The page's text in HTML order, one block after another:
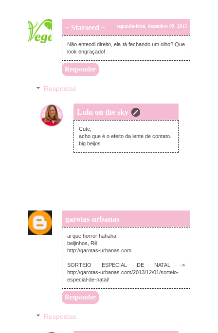
~ Starseed ~ segunda-feira, dezembro 09, 2013
Não entendi direito, ela tá fechando um olho? Que
look engraçado!
Responder
Respostas
Lulu on the sky
terça-feira, dezembro 10, 2013
Cute,
acho que é o efeito da lente de contato.
big beijos
garotas-urbanas
segunda-feira, dezembro 09, 2013
ai que horror hahaha
beijinhos, Rê
http://garotas-urbanas.com
SORTEIO ESPECIAL DE NATAL ->
http://garotas-urbanas.com/2013/12/01/sorteio-
especial-de-natal/
Responder
Respostas